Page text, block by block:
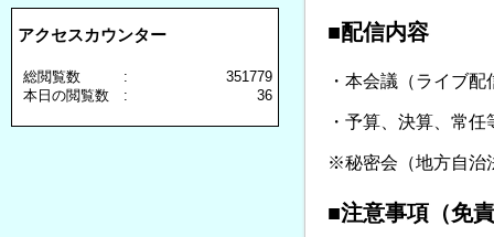
アクセスカウンター
351779
総閲覧数 :
36
本日の閲覧数 :
■配信内容
・本会議（ライブ
・予算、決算、常
※秘密会（地方自治
■注意事項（免